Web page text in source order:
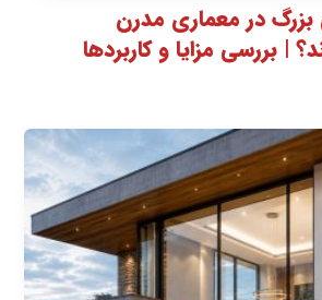
بزرگ در معماری مدرن
| بررسی مزایا و کاربردها